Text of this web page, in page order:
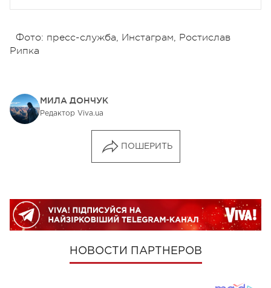
Фото: пресс-служба, Инстаграм, Ростислав
Рипка
МИЛА ДОНЧУК
Редактор Viva.ua
ПОШЕРИТЬ
НОВОСТИ ПАРТНЕРОВ